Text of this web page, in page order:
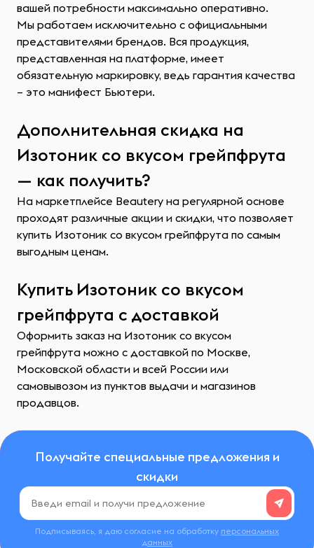
вашей потребности максимально оперативно.
Мы работаем исключительно с официальными
представителями брендов. Вся продукция,
представленная на платформе, имеет
обязательную маркировку, ведь гарантия качества
– это манифест Бьютери.
Дополнительная скидка на
Изотоник со вкусом грейпфрута
— как получить?
На маркетплейсе Beautery на регулярной основе
проходят различные акции и скидки, что позволяет
купить Изотоник со вкусом грейпфрута по самым
выгодным ценам.
Купить Изотоник со вкусом
грейпфрута с доставкой
Оформить заказ на Изотоник со вкусом
грейпфрута можно с доставкой по Москве,
Московской области и всей России или
самовывозом из пунктов выдачи и магазинов
продавцов.
Получайте специальные предложения и
скидки
Подписываясь, я даю согласие на обработку персональных
данных